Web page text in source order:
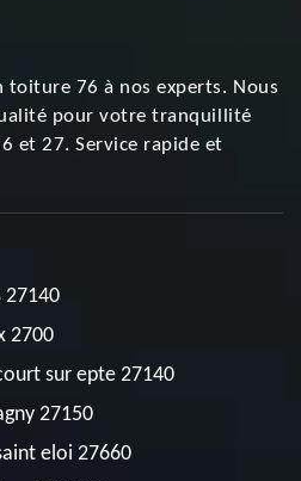
toiture 76 à nos experts. Nous
pour votre tranquillité
et 27. Service rapide et
27140
2700
sur epte 27140
27150
eloi 27660